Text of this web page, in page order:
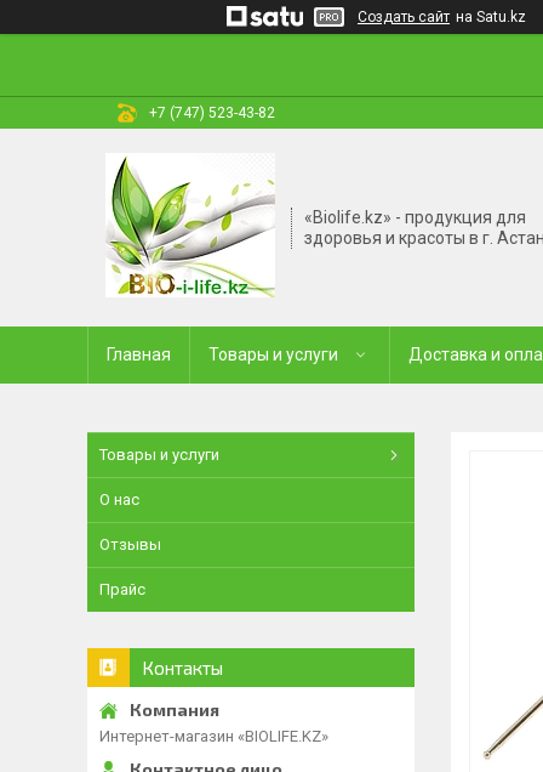
Создать сайт на Satu.kz
+7 (747) 523-43-82
«Biolife.kz» - продукция для
здоровья и красоты в г.
Главная Товары и услуги Доставка и
Товары и услуги
О нас
Отзывы
Прайс
Контакты
Интернет-магазин «BIOLIFE.KZ»